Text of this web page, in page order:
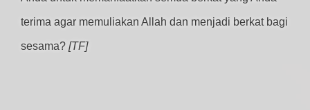
terima agar memuliakan Allah dan menjadi berkat bagi
sesama? [TF]